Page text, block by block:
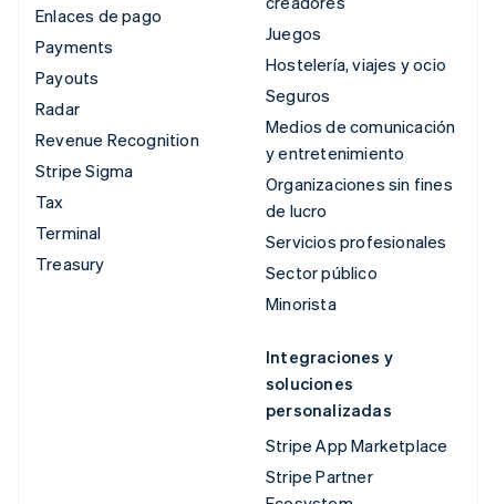
Enlaces de pago
Payments
Payouts
Radar
Revenue Recognition
Stripe Sigma
Tax
Terminal
Treasury
Juegos
Hostelería, viajes y ocio
Seguros
Medios de comunicación
y entretenimiento
Organizaciones sin fines
de lucro
Servicios profesionales
Sector público
Minorista
Integraciones y
soluciones
personalizadas
Stripe App Marketplace
Stripe Partner